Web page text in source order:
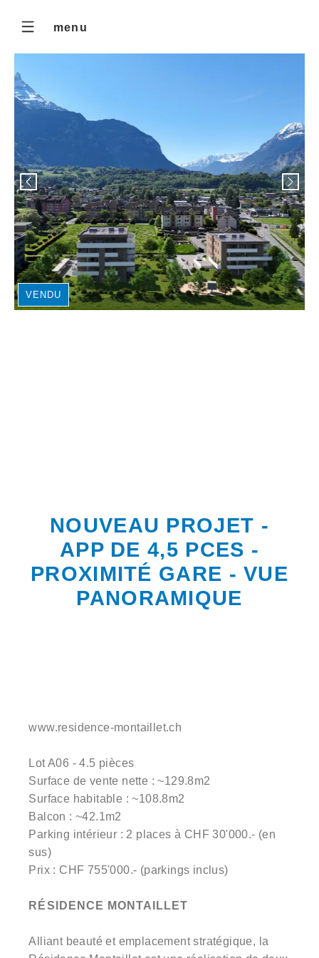
menu
VENDU
NOUVEAU PROJET -
APP DE 4,5 PCES -
PROXIMITÉ GARE - VUE
PANORAMIQUE
www.residence-montaillet.ch
Lot A06 - 4.5 pièces
Surface de vente nette : ~129.8m2
Surface habitable : ~108.8m2
Balcon : ~42.1m2
Parking intérieur : 2 places à CHF 30'000.- (en
sus)
Prix : CHF 755'000.- (parkings inclus)
RÉSIDENCE MONTAILLET
Alliant beauté et emplacement stratégique, la